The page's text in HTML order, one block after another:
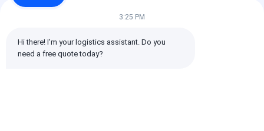
3:25 PM
Hi there! I'm your logistics assistant. Do you
need a free quote today?